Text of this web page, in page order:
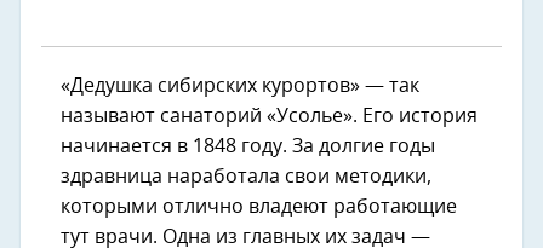
«Дедушка сибирских курортов» — так
называют санаторий «Усолье». Его история
начинается в 1848 году. За долгие годы
здравница наработала свои методики,
которыми отлично владеют работающие
тут врачи. Одна из главных их задач —